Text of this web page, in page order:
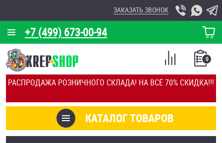
РАСПРОДАЖА РОЗНИЧНОГО СКЛАДА! НА ВСЁ 70% СКИДКА!!!
+7 (499) 673-00-94
ЗАКАЗАТЬ ЗВОНОК
КОРЗИНА
О КОМПАНИИ
КАЛЬКУЛЯТОР
ОТЗЫВЫ
КАТАЛОГ ТОВАРОВ
0
СПИСОК
СРАВНЕНИЕ